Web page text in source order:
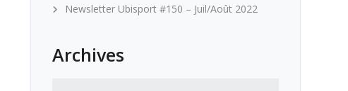
Newsletter Ubisport #150 – Juil/Août 2022
Archives